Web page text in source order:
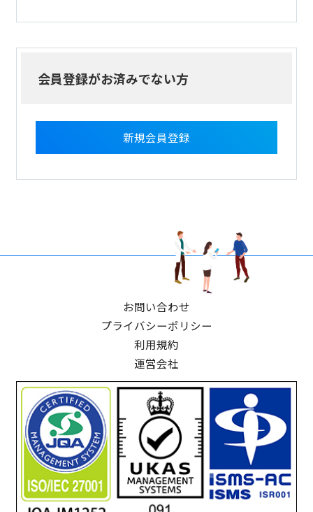
会員登録がお済みでない方
新規会員登録
お問い合わせ
プライバシーポリシー
利用規約
運営会社